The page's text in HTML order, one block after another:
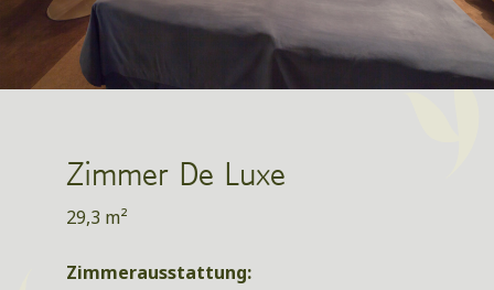
Zimmer De Luxe
29,3 m²
Zimmerausstattung: